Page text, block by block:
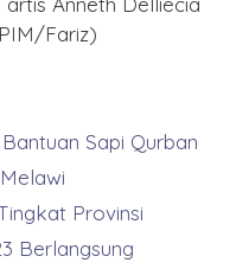
Fariz)
Sapi Qurban
Provinsi
Berlangsung